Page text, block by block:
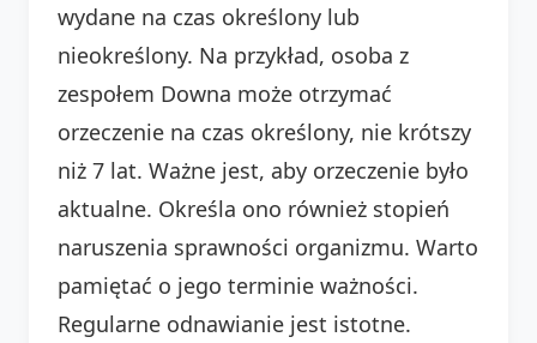
wydane na czas określony lub
nieokreślony. Na przykład, osoba z
zespołem Downa może otrzymać
orzeczenie na czas określony, nie krótszy
niż 7 lat. Ważne jest, aby orzeczenie było
aktualne. Określa ono również stopień
naruszenia sprawności organizmu. Warto
pamiętać o jego terminie ważności.
Regularne odnawianie jest istotne.